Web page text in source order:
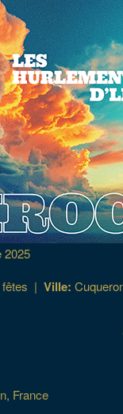
2025
| Ville:
France